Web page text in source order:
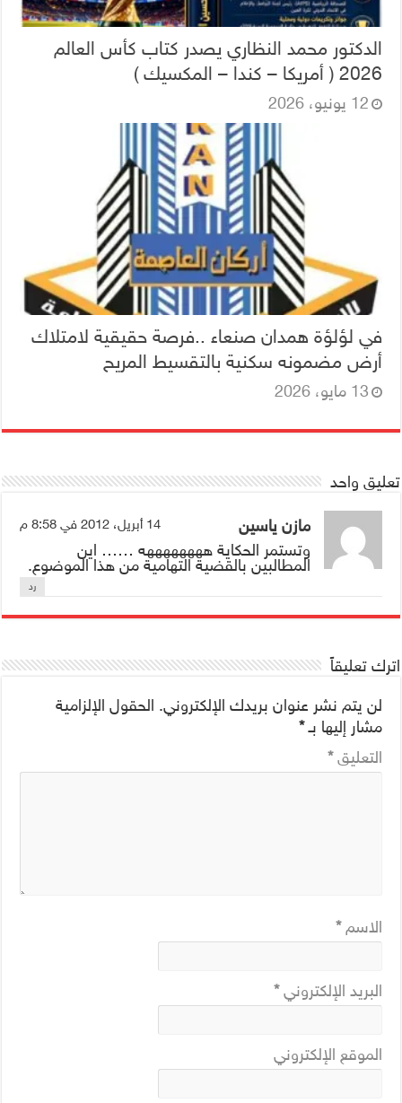
الدكتور محمد النظاري يصدر كتاب كأس العالم
2026 ( أمريكا – كندا – المكسيك )
12 يونيو، 2026
في لؤلؤة همدان صنعاء ..فرصة حقيقية لامتلاك
أرض مضمونه سكنية بالتقسيط المريح
13 مايو، 2026
تعليق واحد
مازن ياسين 14 أبريل، 2012 في 8:58 م
وتستمر الحكاية ههههههههه …… اين
المطالبين بالقضية التهامية من هذا الموضوع.
رد
اترك تعليقاً
لن يتم نشر عنوان بريدك الإلكتروني. الحقول الإلزامية
مشار إليها بـ*
التعليق*
الاسم*
البريد الإلكتروني*
الموقع الإلكتروني